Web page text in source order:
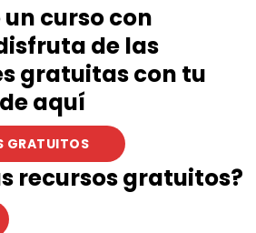
curso con
de las
gratuitas con tu
aquí
GRATUITOS
recursos gratuitos?